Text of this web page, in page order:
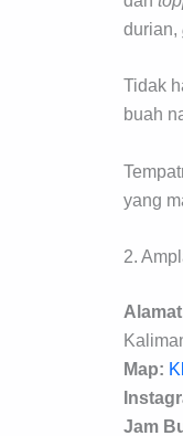
durian,
Tidak
buah
yang
2.
Map:
Jam